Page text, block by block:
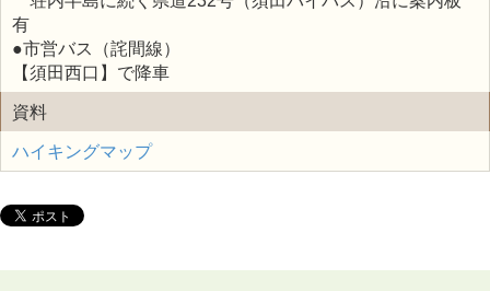
有
●市営バス（詫間線）
【須田西口】で降車
資料
ハイキングマップ